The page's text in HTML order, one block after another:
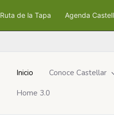
Ruta de la Tapa Agenda
Inicio Conoce Castellar
Home 3.0